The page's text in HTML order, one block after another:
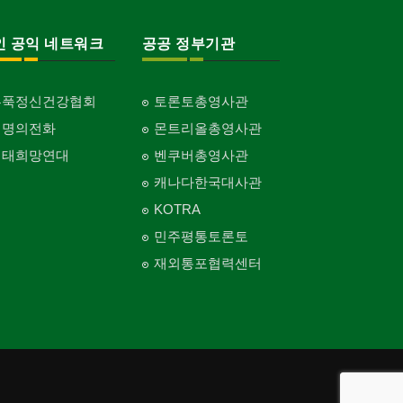
공익 네트워크
정신건강협회
의전화
희망연대
공공 정부기관
토론토총영사관
몬트리올총영사관
벤쿠버총영사관
캐나다한국대사관
KOTRA
민주평통토론토
재외통포협력센터